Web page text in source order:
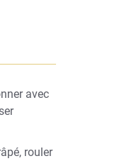
avec
rouler